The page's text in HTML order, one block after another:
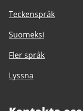
Teckenspråk
Suomeksi
Fler språk
Lyssna